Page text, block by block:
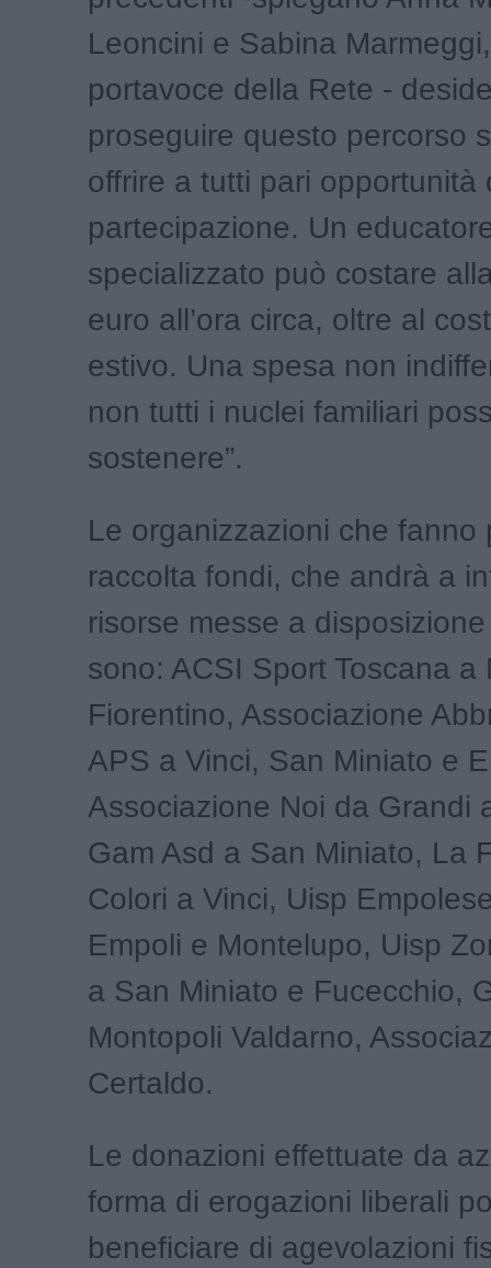
Leoncini e Sabina
portavoce della Rete -
proseguire questo percorso
offrire a tutti pari opportunità
partecipazione. Un
specializzato può costare
euro all’ora circa, oltre al
estivo. Una spesa non
non tutti i nuclei familiari
sostenere”.
Le organizzazioni che fanno
raccolta fondi, che andrà a
risorse messe a
sono: ACSI Sport Toscana a
Fiorentino, Associazione
APS a Vinci, San Miniato e
Associazione Noi da Grandi
Gam Asd a San Miniato, La
Colori a Vinci, Uisp
Empoli e Montelupo, Uisp
a San Miniato e Fucecchio,
Montopoli Valdarno,
Certaldo.
Le donazioni effettuate da
forma di erogazioni liberali
beneficiare di agevolazioni